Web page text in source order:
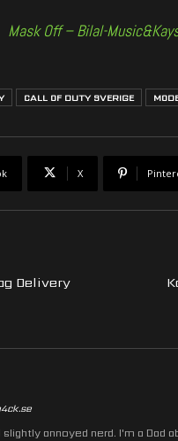
Off – Bilal-
CALL OF DUTY SVERIGE
X
Delivery
slightly annoyed nerd. I'm a Dad